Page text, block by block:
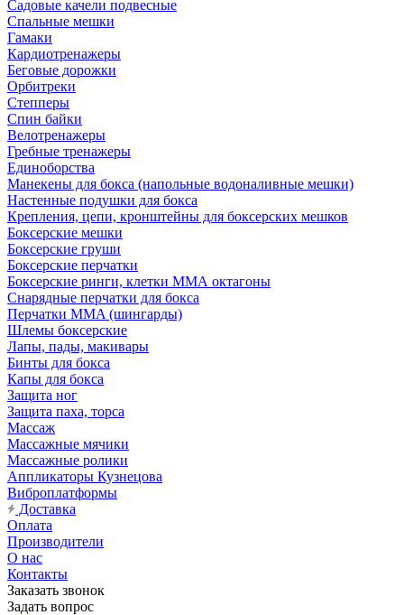
Садовые качели подвесные
Спальные мешки
Гамаки
Кардиотренажеры
Беговые дорожки
Орбитреки
Степперы
Спин байки
Велотренажеры
Гребные тренажеры
Единоборства
Манекены для бокса (напольные водоналивные мешки)
Настенные подушки для бокса
Крепления, цепи, кронштейны для боксерских мешков
Боксерские мешки
Боксерские груши
Боксерские перчатки
Боксерские ринги, клетки ММА октагоны
Снарядные перчатки для бокса
Перчатки MMA (шингарды)
Шлемы боксерские
Лапы, пады, макивары
Бинты для бокса
Капы для бокса
Защита ног
Защита паха, торса
Массаж
Массажные мячики
Массажные ролики
Аппликаторы Кузнецова
Виброплатформы
Доставка
Оплата
Производители
О нас
Контакты
Заказать звонок
Задать вопрос